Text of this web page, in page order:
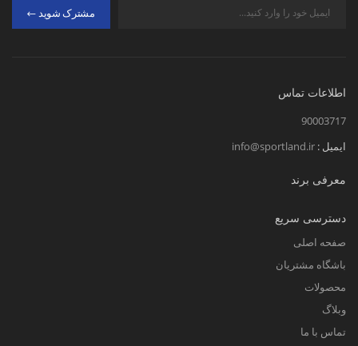
مشترک شوید
اطلاعات تماس
90003717
ایمیل : info@sportland.ir
معرفی برند
دسترسی سریع
صفحه اصلی
باشگاه مشتریان
محصولات
وبلاگ
تماس با ما